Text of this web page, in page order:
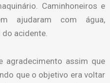
Caminhoneiros e
ajudaram com água,
acidente.
agradecimento assim que
que o objetivo era voltar